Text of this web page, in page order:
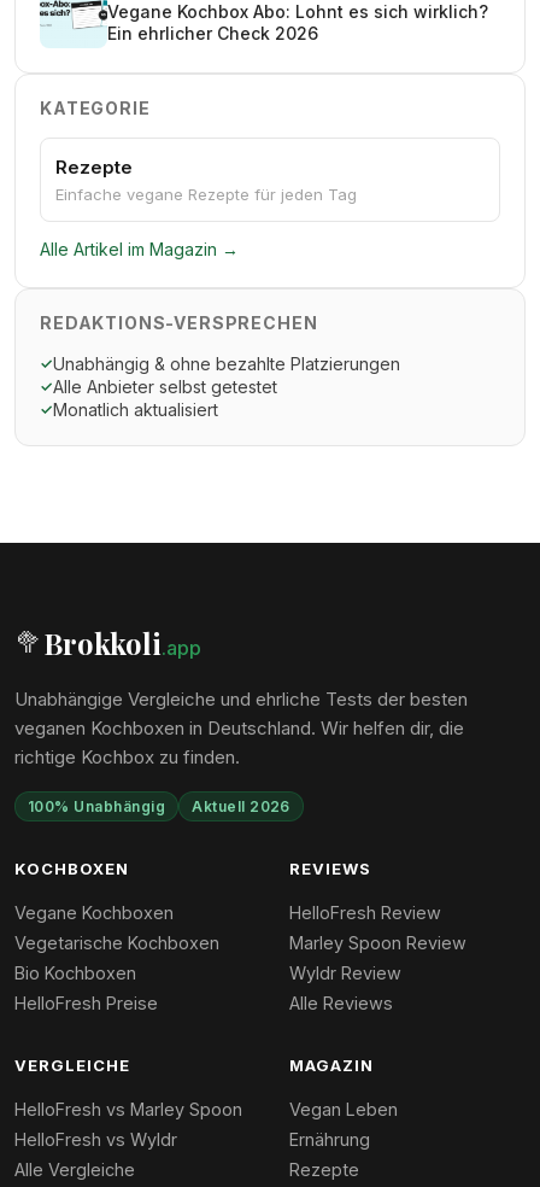
Vegane Kochbox Abo: Lohnt es sich wirklich?
Ein ehrlicher Check 2026
KATEGORIE
Rezepte
Einfache vegane Rezepte für jeden Tag
Alle Artikel im Magazin →
REDAKTIONS-VERSPRECHEN
✓Unabhängig & ohne bezahlte Platzierungen
✓Alle Anbieter selbst getestet
✓Monatlich aktualisiert
🥦Brokkoli.app
Unabhängige Vergleiche und ehrliche Tests der besten
veganen Kochboxen in Deutschland. Wir helfen dir, die
richtige Kochbox zu finden.
100% Unabhängig Aktuell 2026
KOCHBOXEN
Vegane Kochboxen
Vegetarische Kochboxen
Bio Kochboxen
HelloFresh Preise
REVIEWS
HelloFresh Review
Marley Spoon Review
Wyldr Review
Alle Reviews
VERGLEICHE
HelloFresh vs Marley Spoon
HelloFresh vs Wyldr
Alle Vergleiche
MAGAZIN
Vegan Leben
Ernährung
Rezepte